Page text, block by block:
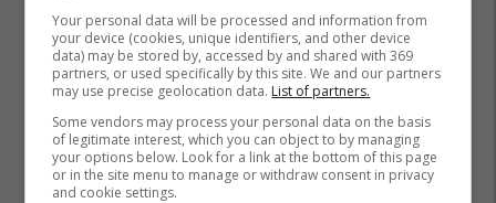
Your personal data will be processed and information from
your device (cookies, unique identifiers, and other device
data) may be stored by, accessed by and shared with 369
partners, or used specifically by this site. We and our partners
may use precise geolocation data. List of partners.
Some vendors may process your personal data on the basis
of legitimate interest, which you can object to by managing
your options below. Look for a link at the bottom of this page
or in the site menu to manage or withdraw consent in privacy
and cookie settings.